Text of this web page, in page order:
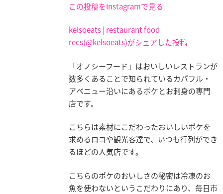
この投稿をInstagramで見る
kelsoeats | restaurant food
recs(@kelsoeats)がシェアした投稿
「オノシーフード」はおいしいレストランが
数多くあることで知られているカパフル・
アベニュー沿いにあるポケとお刺身の専門
店です。
こちらは素材にこだわったおいしいポケを
求めるロコや観光客達で、いつも行列ができ
るほどの人気店です。
こちらのポケのおいしさの秘密は冷凍のお
魚を使わないというこだわりにあり、毎日市